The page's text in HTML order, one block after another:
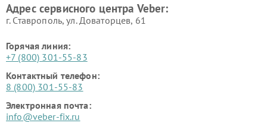
Адрес сервисного центра Veber:
г. Ставрополь, ул. Доваторцев, 61
Горячая линия:
+7 (800) 301-55-83
Контактный телефон:
8 (800) 301-55-83
Электронная почта:
info@veber-fix.ru